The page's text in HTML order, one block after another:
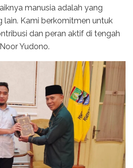
manusia adalah yang
lain. Kami berkomitmen untuk
dan peran aktif di tengah
Yudono.